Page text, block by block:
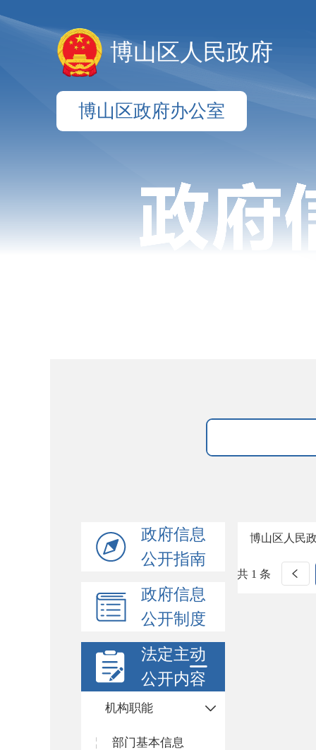
博山区人民政府
博山区政府办公室
政府信息
公开指南
政府信息
公开制度
法定主动
公开内容
机构职能
部门基本信息
博山区人民
共 1 条